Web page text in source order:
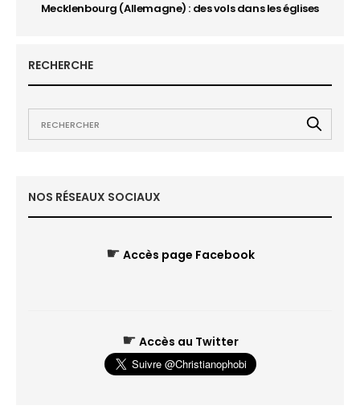
Mecklenbourg (Allemagne) : des vols dans les églises
RECHERCHE
NOS RÉSEAUX SOCIAUX
☛ Accès page Facebook
☛ Accès au Twitter